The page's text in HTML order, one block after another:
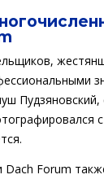
Dach Forum